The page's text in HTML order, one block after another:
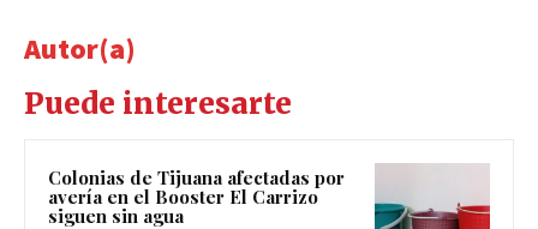
Autor(a)
Puede interesarte
Colonias de Tijuana afectadas por
avería en el Booster El Carrizo
siguen sin agua